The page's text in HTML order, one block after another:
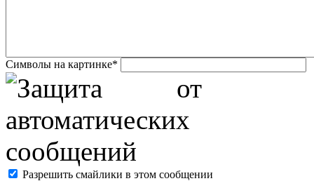
Символы на картинке*
Разрешить смайлики в этом сообщении